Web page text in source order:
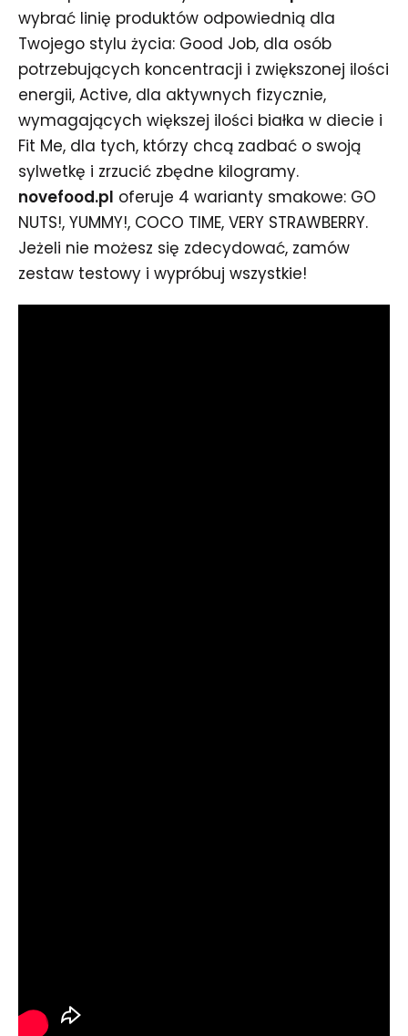
wybrać linię produktów odpowiednią dla
Twojego stylu życia: Good Job, dla osób
potrzebujących koncentracji i zwiększonej ilości
energii, Active, dla aktywnych fizycznie,
wymagających większej ilości białka w diecie i
Fit Me, dla tych, którzy chcą zadbać o swoją
sylwetkę i zrzucić zbędne kilogramy.
novefood.pl oferuje 4 warianty smakowe: GO
NUTS!, YUMMY!, COCO TIME, VERY STRAWBERRY.
Jeżeli nie możesz się zdecydować, zamów
zestaw testowy i wypróbuj wszystkie!